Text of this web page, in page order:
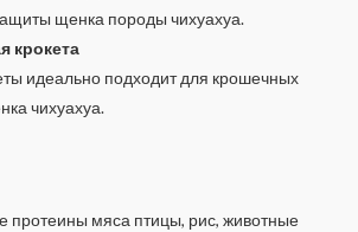
щенка породы чихуахуа.
крокета
идеально подходит для крошечных
чихуахуа.
протеины мяса птицы, рис, животные